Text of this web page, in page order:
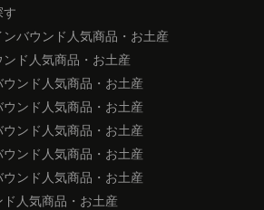
バウンド人気商品・お土産
ド人気商品・お土産
ウンド人気商品・お土産
ンド人気商品・お土産
ンド人気商品・お土産
ンド人気商品・お土産
ンド人気商品・お土産
人気商品・お土産